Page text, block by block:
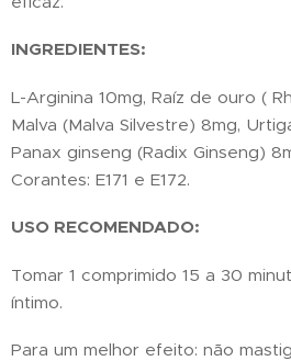
INGREDIENTES:
L-Arginina 10mg, Raíz de ouro (
Malva (Malva Silvestre) 8mg,
Panax ginseng (Radix Ginseng)
Corantes: E171 e E172.
USO RECOMENDADO:
Tomar 1 comprimido 15 a 30
íntimo.
Para um melhor efeito: não